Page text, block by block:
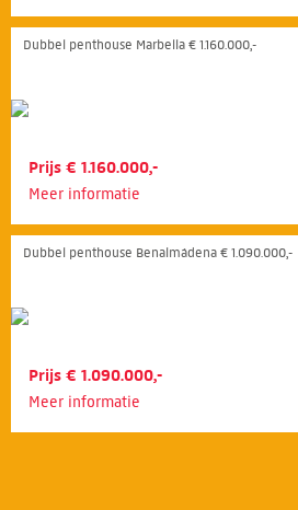
Dubbel penthouse Marbella € 1.160.000,-
Prijs € 1.160.000,-
Meer informatie
Dubbel penthouse Benalmádena € 1.090.000,-
Prijs € 1.090.000,-
Meer informatie